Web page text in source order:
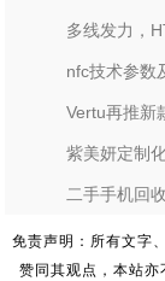
多线发力，
nfc技术参数
Vertu再推新
紫美妍定制
二手手机回
免责声明：所有文字
赞同其观点，本站